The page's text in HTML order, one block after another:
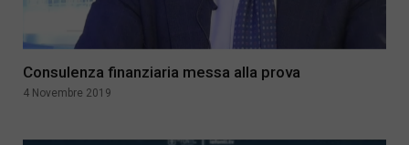
Consulenza finanziaria messa alla prova
4 Novembre 2019